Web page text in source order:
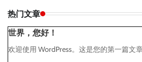
热门文章
世界，您好！
欢迎使用 WordPress。这是您的第一篇文